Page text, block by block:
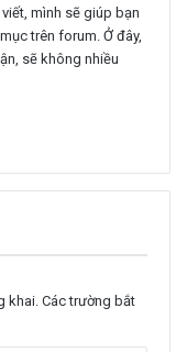
mình sẽ giúp bạn
trên forum. Ở đây,
sẽ không nhiều
khai. Các trường bắt